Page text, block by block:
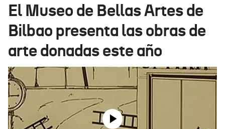
Ikusmiran
Eguraldia
El Museo de Bellas Artes de
Bilbao presenta las obras de
arte donadas este año